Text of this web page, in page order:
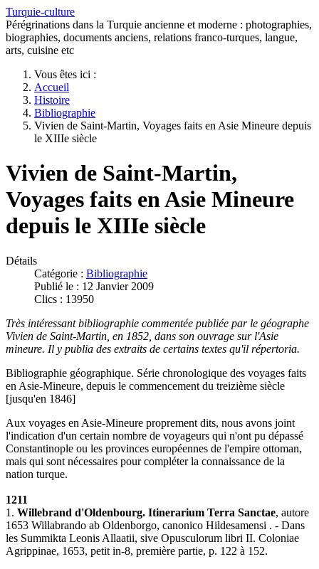
Turquie-culture
Pérégrinations dans la Turquie ancienne et moderne : photographies,
biographies, documents anciens, relations franco-turques, langue,
arts, cuisine etc
Vous êtes ici :
Accueil
Histoire
Bibliographie
Vivien de Saint-Martin, Voyages faits en Asie Mineure depuis
le XIIIe siècle
Vivien de Saint-Martin,
Voyages faits en Asie Mineure
depuis le XIIIe siècle
Détails
Catégorie : Bibliographie
Publié le : 12 Janvier 2009
Clics : 13950
Très intéressant bibliographie commentée publiée par le géographe
Vivien de Saint-Martin, en 1852, dans son ouvrage sur l'Asie
mineure. Il y publia des extraits de certains textes qu'il répertoria.
Bibliographie géographique. Série chronologique des voyages faits
en Asie-Mineure, depuis le commencement du treizième siècle
[jusqu'en 1846]
Aux voyages en Asie-Mineure proprement dits, nous avons joint
l'indication d'un certain nombre de voyageurs qui n'ont pu dépassé
Constantinople ou les provinces européennes de l'empire ottoman,
mais qui sont nécessaires pour compléter la connaissance de la
nation turque.
1211
1. Willebrand d'Oldenbourg. Itinerarium Terra Sanctae, autore
1653 Willabrando ab Oldenborgo, canonico Hildesamensi . - Dans
les Summikta Leonis Allaatii, sive Opusculorum libri II. Coloniae
Agrippinae, 1653, petit in-8, première partie, p. 122 à 152.